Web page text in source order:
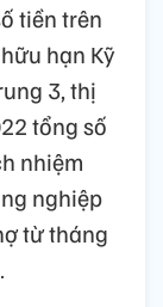
tiền trên
hạn Kỹ
3, thị
tổng số
nhiệm
nghiệp
từ tháng